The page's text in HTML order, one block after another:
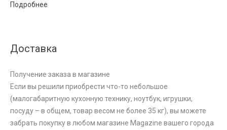
Подробнее
Доставка
Получение заказа в магазине
Если вы решили приобрести что-то небольшое
(малогабаритную кухонную технику, ноутбук, игрушки,
посуду – в общем, товар весом не более 35 кг), вы можете
забрать покупку в любом магазине Magazine вашего города